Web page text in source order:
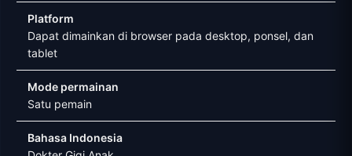
Platform
Dapat dimainkan di browser pada desktop, ponsel, dan
tablet
Mode permainan
Satu pemain
Bahasa Indonesia